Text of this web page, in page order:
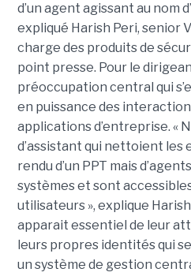
d’un agent agissant au nom
expliqué Harish Peri, senior
charge des produits de
point presse. Pour le
préoccupation central qui
en puissance des
applications d’entreprise. «
d’assistant qui nettoient les
rendu d’un PPT mais
systèmes et sont
utilisateurs », explique
apparait essentiel de leur
leurs propres identités qui
un système de gestion